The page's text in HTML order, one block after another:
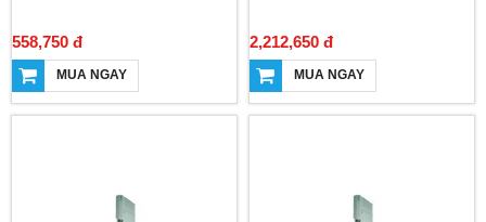
558,750 đ
MUA NGAY
2,212,650 đ
MUA NGAY